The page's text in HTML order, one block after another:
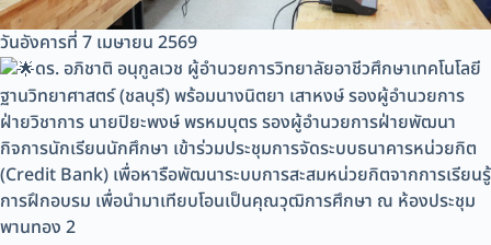
วันอังคารที่ 7 เมษายน 2569
ดร. อภิชาติ อนุกูลเวช ผู้อำนวยการวิทยาลัยอาชีวศึกษาเทคโนโลยี
ฐานวิทยาศาสตร์ (ชลบุรี) พร้อมนางนิตยา เสาหงษ์ รองผู้อำนวยการ
ฝ่ายวิชาการ นายปิยะพงษ์ พรหมบุตร รองผู้อำนวยการฝ่ายพัฒนา
กิจการนักเรียนนักศึกษา เข้าร่วมประชุมการจัดระบบธนาคารหน่วยกิต
(Credit Bank) เพื่อหารือพัฒนาระบบการสะสมหน่วยกิตจากการเรียนรู้
การฝึกอบรม เพื่อนำมาเทียบโอนเป็นคุณวุฒิการศึกษา ณ ห้องประชุม
พานทอง 2